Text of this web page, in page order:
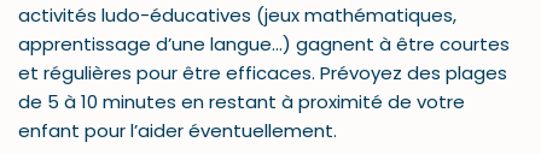
activités ludo-éducatives (jeux mathématiques,
apprentissage d’une langue…) gagnent à être courtes
et régulières pour être efficaces. Prévoyez des plages
de 5 à 10 minutes en restant à proximité de votre
enfant pour l’aider éventuellement.